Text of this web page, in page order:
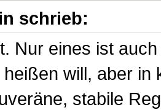
schrieb:
Nur eines ist
will, aber in
stabile